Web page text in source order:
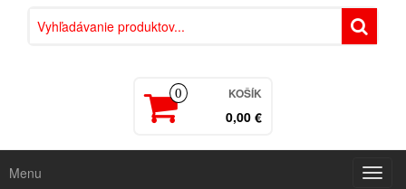
0 KOŠÍK
0,00 €
Menu